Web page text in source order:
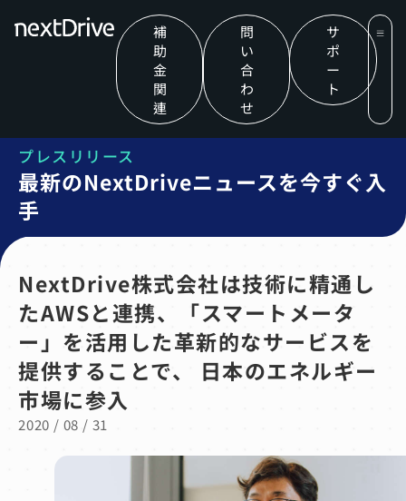
補
助
金
関
連
問
い
合
わ
せ
サ
ポ
ー
ト
プレスリリース
最新のNextDriveニュースを今すぐ入
手
NextDrive株式会社は技術に精通し
たAWSと連携、「スマートメータ
ー」を活用した革新的なサービスを
提供することで、 日本のエネルギー
市場に参入
2020 / 08 / 31